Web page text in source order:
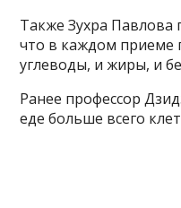
Также Зухра Павлова
что в каждом
углеводы, и жиры, и
Ранее профессор
еде больше всего